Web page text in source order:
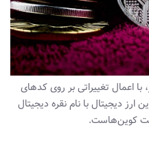
اعمال تغییراتی بر روی کدهای
دیجیتال با نام نقره دیجیتال
کوین‌هاست.